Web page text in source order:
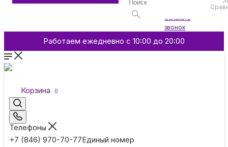
Заказать
звонок
Работаем ежедневно с 10:00 до 20:00
Корзина 0
Телефоны
+7 (846) 970-70-77Единый номер
Аксессуары
Смартфоны и гаджеты